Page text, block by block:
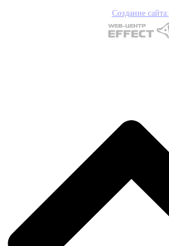
Создание сайта: